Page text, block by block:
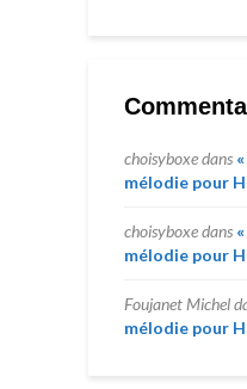
choisyboxedans
mélodie pour
choisyboxedans
mélodie pour
Foujanet Michel
mélodie pour